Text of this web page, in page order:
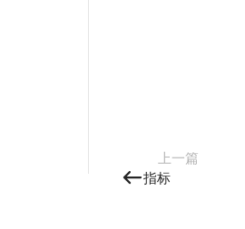
上一篇
指标